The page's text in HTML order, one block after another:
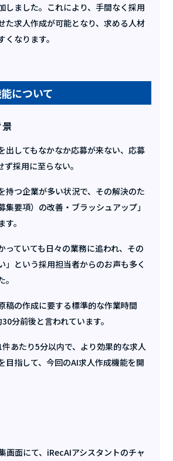
しました。これにより、手間なく採用
た求人作成が可能となり、求める人材
なります。
について
出してもなかなか応募が来ない、応募
採用に至らない。
持つ企業が多い状況で、その解決のた
集要項）の改善・ブラッシュアップ」
。
っていても日々の業務に追われ、その
」という採用担当者からのお声も多く
稿の作成に要する標準的な作業時間
分前後と言われています。
あたり5分以内で、より効果的な求人
目指して、今回のAI求人作成機能を開
画面にて、iRecAIアシスタントのチャ